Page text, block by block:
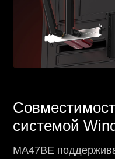
системой
MA47BE